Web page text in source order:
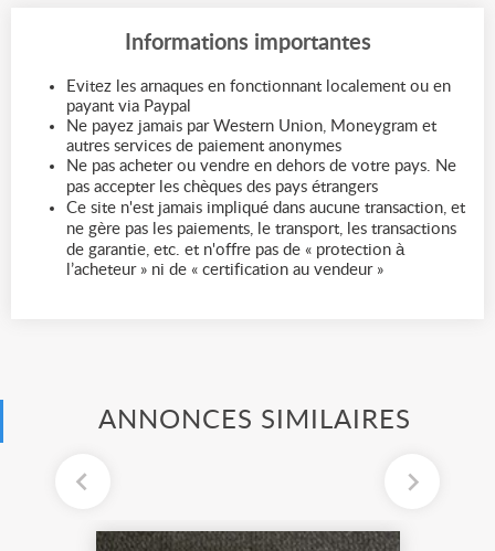
Informations importantes
Evitez les arnaques en fonctionnant localement ou en
payant via Paypal
Ne payez jamais par Western Union, Moneygram et
autres services de paiement anonymes
Ne pas acheter ou vendre en dehors de votre pays. Ne
pas accepter les chèques des pays étrangers
Ce site n'est jamais impliqué dans aucune transaction, et
ne gère pas les paiements, le transport, les transactions
de garantie, etc. et n'offre pas de « protection à
l’acheteur » ni de « certification au vendeur »
ANNONCES SIMILAIRES